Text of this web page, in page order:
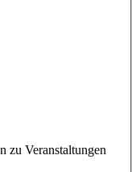
zu Veranstaltungen